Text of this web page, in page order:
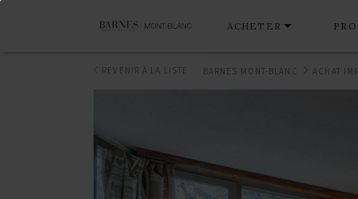
ACHETER
BARNES MONT-BLANC ACHAT
REVENIR À LA LISTE